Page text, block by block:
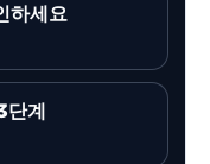
하세요
단계